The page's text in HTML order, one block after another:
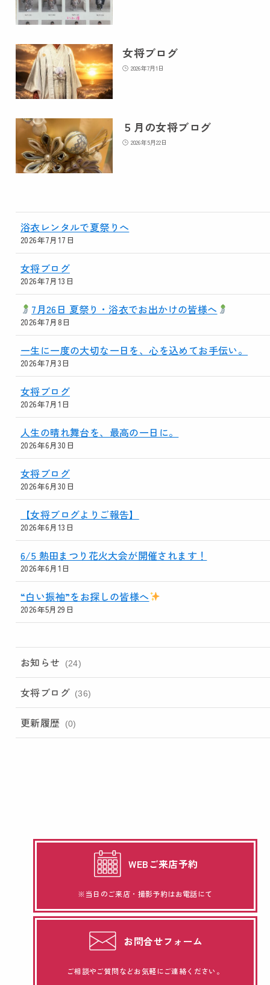
女将ブログ
2026年7月1日
５月の女将ブログ
2026年5月22日
浴衣レンタルで夏祭りへ
2026年7月17日
女将ブログ
2026年7月13日
7月26日 夏祭り・浴衣でお出かけの皆様へ
2026年7月8日
一生に一度の大切な一日を、心を込めてお手伝い。
2026年7月3日
女将ブログ
2026年7月1日
人生の晴れ舞台を、最高の一日に。
2026年6月30日
女将ブログ
2026年6月30日
【女将ブログよりご報告】
2026年6月13日
6/5 熱田まつり花火大会が開催されます！
2026年6月1日
“白い振袖”をお探しの皆様へ
2026年5月29日
お知らせ (24)
女将ブログ (36)
更新履歴 (0)
WEBご来店予約
※当日のご来店・撮影予約はお電話にて
お問合せフォーム
ご相談やご質問などお気軽にご連絡ください。